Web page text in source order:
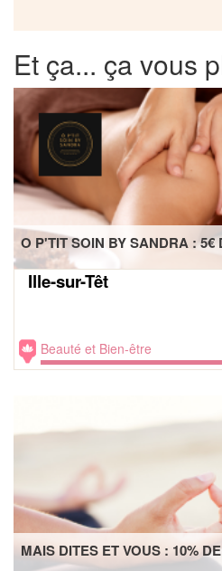
Et ça... ça vous
O P'TIT SOIN BY SANDRA : 5€
Ille-sur-Têt
Beauté et Bien-être
MAIS DITES ET VOUS : 10%